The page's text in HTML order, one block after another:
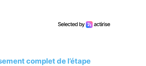
complet de l’étape